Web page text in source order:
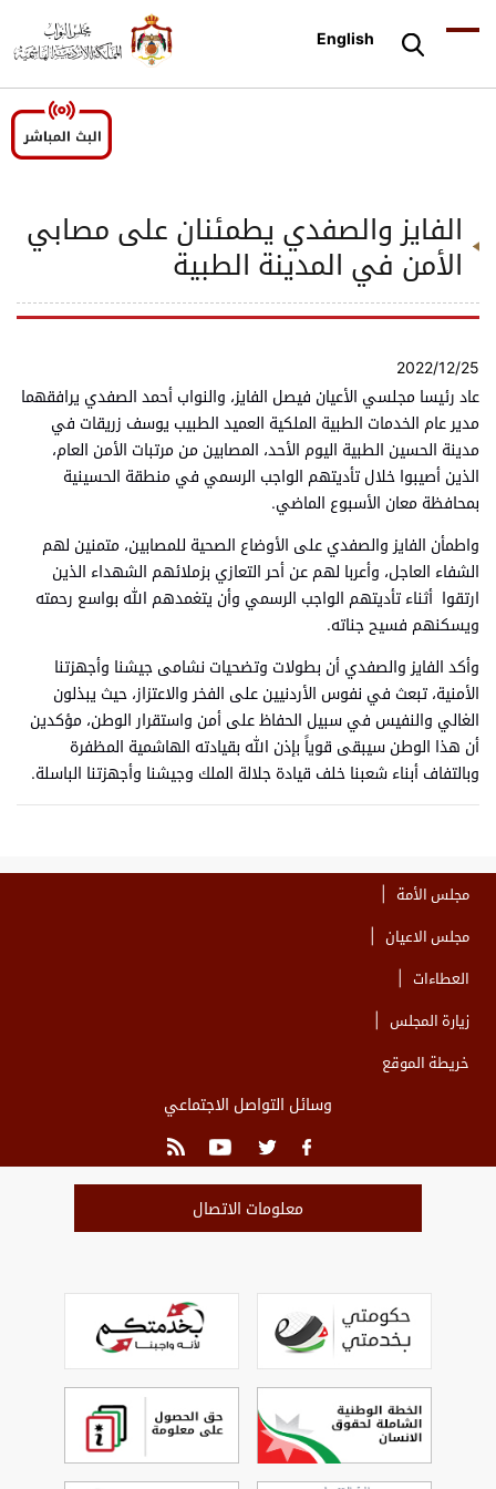
English
الفايز والصفدي يطمئنان على مصابي
الأمن في المدينة الطبية
2022/12/25
عاد رئيسا مجلسي الأعيان فيصل الفايز، والنواب أحمد الصفدي يرافقهما
مدير عام الخدمات الطبية الملكية العميد الطبيب يوسف زريقات في
مدينة الحسين الطبية اليوم الأحد، المصابين من مرتبات الأمن العام،
الذين أصيبوا خلال تأديتهم الواجب الرسمي في منطقة الحسينية
بمحافظة معان الأسبوع الماضي.
واطمأن الفايز والصفدي على الأوضاع الصحية للمصابين، متمنين لهم
الشفاء العاجل، وأعربا لهم عن أحر التعازي بزملائهم الشهداء الذين
ارتقوا أثناء تأديتهم الواجب الرسمي وأن يتغمدهم الله بواسع رحمته
ويسكنهم فسيح جناته.
وأكد الفايز والصفدي أن بطولات وتضحيات نشامى جيشنا وأجهزتنا
الأمنية، تبعث في نفوس الأردنيين على الفخر والاعتزاز، حيث يبذلون
الغالي والنفيس في سبيل الحفاظ على أمن واستقرار الوطن، مؤكدين
أن هذا الوطن سيبقى قوياً بإذن الله بقيادته الهاشمية المظفرة
وبالتفاف أبناء شعبنا خلف قيادة جلالة الملك وجيشنا وأجهزتنا الباسلة.
مجلس الأمة
مجلس الاعيان
العطاءات
زيارة المجلس
خريطة الموقع
وسائل التواصل الاجتماعي
معلومات الاتصال